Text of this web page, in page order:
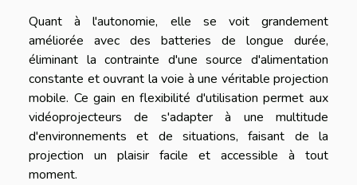
Quant à l'autonomie, elle se voit grandement
améliorée avec des batteries de longue durée,
éliminant la contrainte d'une source d'alimentation
constante et ouvrant la voie à une véritable projection
mobile. Ce gain en flexibilité d'utilisation permet aux
vidéoprojecteurs de s'adapter à une multitude
d'environnements et de situations, faisant de la
projection un plaisir facile et accessible à tout
moment.